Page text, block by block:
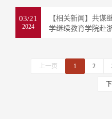
03/21
2024
【相关新闻】共
学继续教育学院赴
上一页 1 2